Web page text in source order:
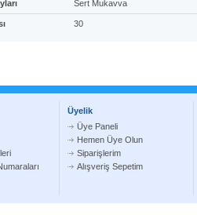
Sert Mukavva
30
Üyelik
Üye Paneli
Hemen Üye Olun
Siparişlerim
Alışveriş Sepetim